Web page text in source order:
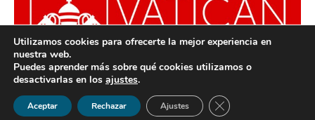
© ODISUR | Todos los derechos reservados |Política de
Privacidad
Aviso Legal
Utilizamos cookies para ofrecerte la mejor experiencia en
nuestra web.
Puedes aprender más sobre qué cookies utilizamos o
desactivarlas en los ajustes.
Aceptar Rechazar Ajustes Cerrar el banner de